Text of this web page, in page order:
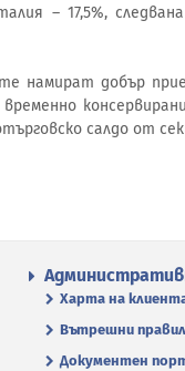
– 17,5%,
намират добър
салдо от
Харта на
Вътрешни
Документен